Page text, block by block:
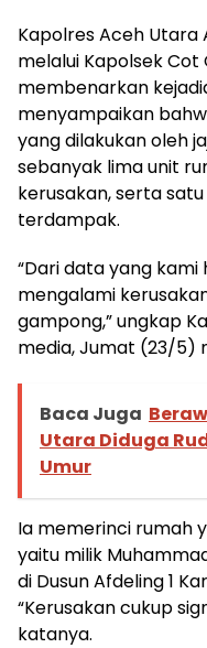
Kapolres Aceh Utara
melalui Kapolsek
membenarkan
menyampaikan
yang dilakukan oleh
sebanyak lima unit
kerusakan, serta
terdampak.
“Dari data yang
mengalami
gampong,” ungkap
media, Jumat (23/5)
Baca Juga
Utara Diduga
Umur
Ia memerinci rumah
yaitu milik
di Dusun Afdeling 1
“Kerusakan cukup
katanya.